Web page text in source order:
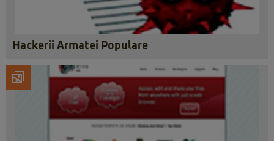
Hackerii Armatei Populare